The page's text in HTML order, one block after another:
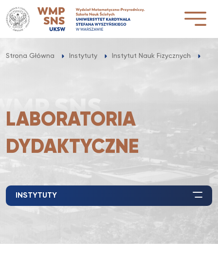
Przejdź
do
treści
Strona Główna Instytuty Instytut Nauk Fizycznych
LABORATORIA
DYDAKTYCZNE
INSTYTUTY